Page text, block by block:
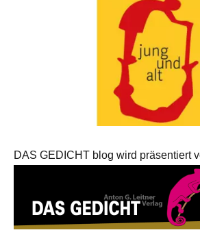
DAS GEDICHT blog wird präsentiert